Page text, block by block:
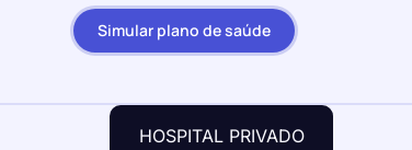
Simular plano de saúde
HOSPITAL PRIVADO